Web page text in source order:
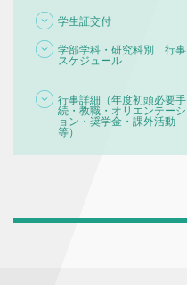
学生証交付
学部学科・研究科別 行事
スケジュール
行事詳細（年度初頭必要手
続・教職・オリエンテーシ
ョン・奨学金・課外活動
等）